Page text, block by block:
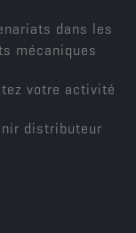
dans les
mécaniques
votre activité
distributeur